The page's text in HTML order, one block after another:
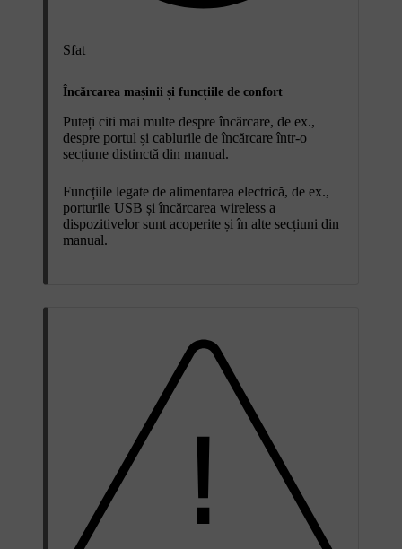
Sfat
Încărcarea mașinii și funcțiile de confort
Puteți citi mai multe despre încărcare, de ex.,
despre portul și cablurile de încărcare într-o
secțiune distinctă din manual.
Funcțiile legate de alimentarea electrică, de ex.,
porturile USB și încărcarea wireless a
dispozitivelor sunt acoperite și în alte secțiuni din
manual.